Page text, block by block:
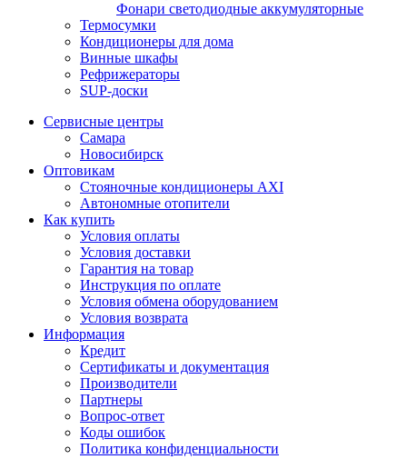
Фонари светодиодные аккумуляторные
Термосумки
Кондиционеры для дома
Винные шкафы
Рефрижераторы
SUP-доски
Сервисные центры
Самара
Новосибирск
Оптовикам
Стояночные кондиционеры AXI
Автономные отопители
Как купить
Условия оплаты
Условия доставки
Гарантия на товар
Инструкция по оплате
Условия обмена оборудованием
Условия возврата
Информация
Кредит
Сертификаты и документация
Производители
Партнеры
Вопрос-ответ
Коды ошибок
Политика конфиденциальности